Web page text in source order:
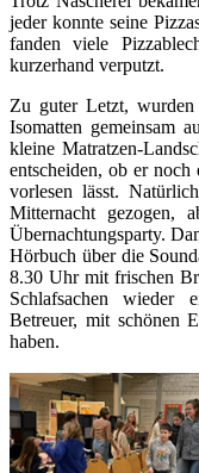
jeder konnte seine
fanden viele
kurzerhand verputzt.
Zu guter Letzt,
Isomatten gemeinsam
kleine Matratzen-
entscheiden, ob er noch
vorlesen lässt.
Mitternacht gezogen,
Übernachtungsparty.
Hörbuch über die
8.30 Uhr mit frischen
Schlafsachen wieder
Betreuer, mit schönen
haben.